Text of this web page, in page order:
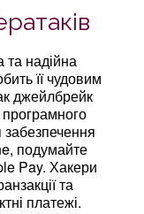
надійна
її чудовим
джейлбрейк
забезпечення
подумайте
Pay. Хакери
та
платежі.